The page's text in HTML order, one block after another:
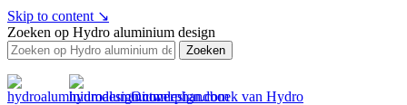
Skip to content ↘
Zoeken op Hydro aluminium design
Zoeken
Ontwerphandboek van Hydro